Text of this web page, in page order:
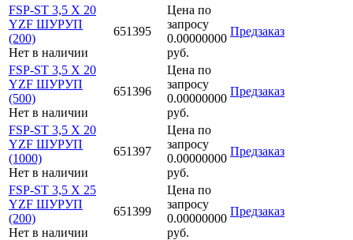
FSP-ST 3,5 X 20
YZF ШУРУП
(200)
Нет в наличии
651395
Цена по
запросу
0.00000000
руб.
Предзаказ
FSP-ST 3,5 X 20
YZF ШУРУП
(500)
Нет в наличии
651396
Цена по
запросу
0.00000000
руб.
Предзаказ
FSP-ST 3,5 X 20
YZF ШУРУП
(1000)
Нет в наличии
651397
Цена по
запросу
0.00000000
руб.
Предзаказ
FSP-ST 3,5 X 25
YZF ШУРУП
(200)
Нет в наличии
651399
Цена по
запросу
0.00000000
руб.
Предзаказ